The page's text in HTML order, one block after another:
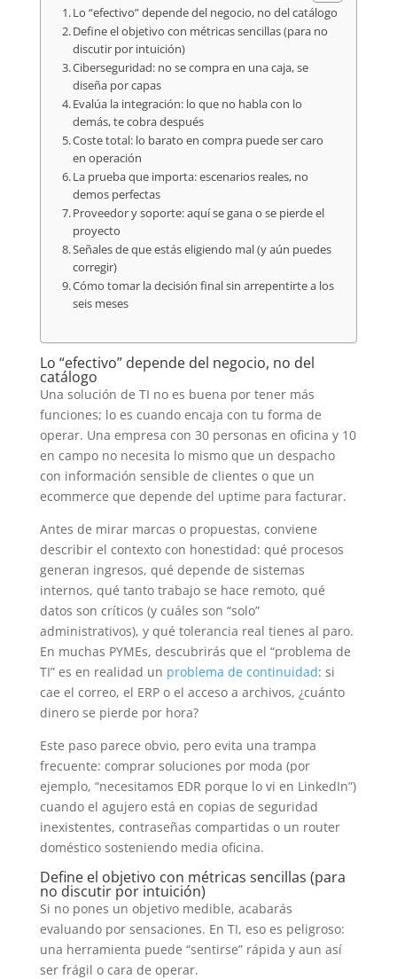
Lo “efectivo” depende del negocio, no del catálogo
Define el objetivo con métricas sencillas (para no
discutir por intuición)
Ciberseguridad: no se compra en una caja, se
diseña por capas
Evalúa la integración: lo que no habla con lo
demás, te cobra después
Coste total: lo barato en compra puede ser caro
en operación
La prueba que importa: escenarios reales, no
demos perfectas
Proveedor y soporte: aquí se gana o se pierde el
proyecto
Señales de que estás eligiendo mal (y aún puedes
corregir)
Cómo tomar la decisión final sin arrepentirte a los
seis meses
Lo “efectivo” depende del negocio, no del
catálogo
Una solución de TI no es buena por tener más
funciones; lo es cuando encaja con tu forma de
operar. Una empresa con 30 personas en oficina y 10
en campo no necesita lo mismo que un despacho
con información sensible de clientes o que un
ecommerce que depende del uptime para facturar.
Antes de mirar marcas o propuestas, conviene
describir el contexto con honestidad: qué procesos
generan ingresos, qué depende de sistemas
internos, qué tanto trabajo se hace remoto, qué
datos son críticos (y cuáles son “solo”
administrativos), y qué tolerancia real tienes al paro.
En muchas PYMEs, descubrirás que el “problema de
TI” es en realidad un problema de continuidad: si
cae el correo, el ERP o el acceso a archivos, ¿cuánto
dinero se pierde por hora?
Este paso parece obvio, pero evita una trampa
frecuente: comprar soluciones por moda (por
ejemplo, “necesitamos EDR porque lo vi en LinkedIn”)
cuando el agujero está en copias de seguridad
inexistentes, contraseñas compartidas o un router
doméstico sosteniendo media oficina.
Define el objetivo con métricas sencillas (para
no discutir por intuición)
Si no pones un objetivo medible, acabarás
evaluando por sensaciones. En TI, eso es peligroso:
una herramienta puede “sentirse” rápida y aun así
ser frágil o cara de operar.